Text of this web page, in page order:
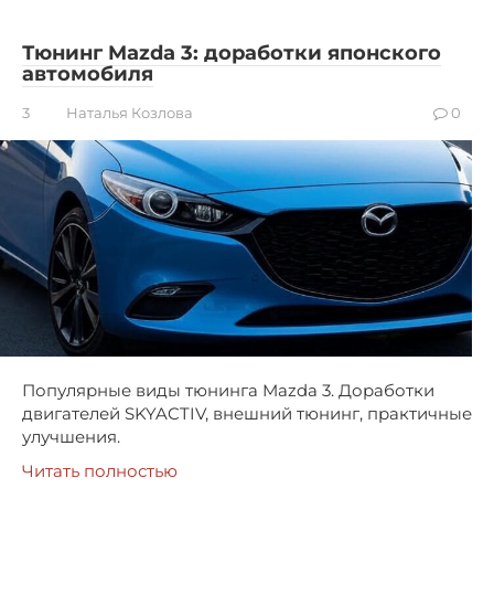
Тюнинг Mazda 3: доработки японского
автомобиля
3 Наталья Козлова 0
Популярные виды тюнинга Mazda 3. Доработки
двигателей SKYACTIV, внешний тюнинг, практичные
улучшения.
Читать полностью